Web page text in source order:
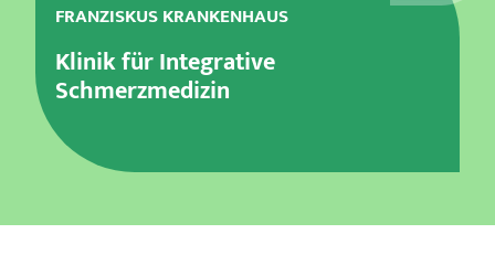
Karriere
FRANZISKUS KRANKENHAUS
Klinik für Integrative
Schmerzmedizin